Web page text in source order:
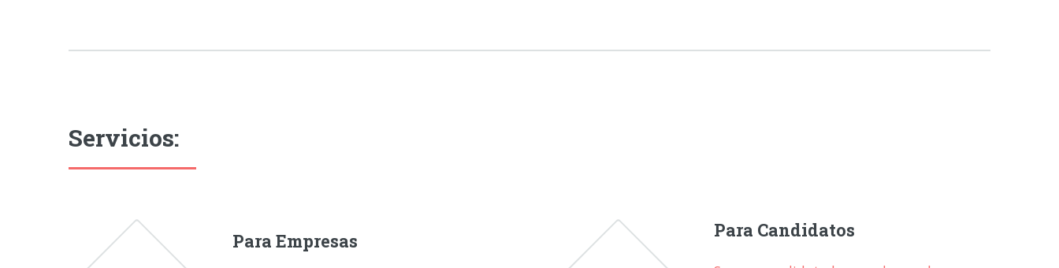
Servicios:
Para Empresas Para Candidatos